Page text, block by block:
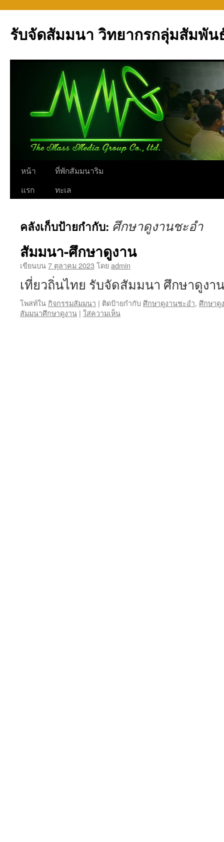
รับจัดสัมมนา วิทยากรกลุ่มสัมพัน
ข้าม
ไป
เนื้อหา
หน้า
แรก
ที่พักสัมมนาริม
ทะเล
คลังเก็บป้ายกำกับ: ศึกษาดูงานชะอำ
สัมมนา-ศึกษาดูงาน
เขียนบน7 ตุลาคม 2023 โดยadmin
เที่ยวถิ่นไทย รับจัดสัมมนา ศึกษาดูง
โพสท์ใน กิจกรรมสัมมนา | ติดป้ายกำกับ ศึกษาดูงานชะอำ, ศึกษาดู
สัมมนาศึกษาดูงาน | ใส่ความเห็น